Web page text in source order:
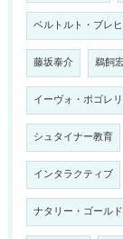
ベルトルト・ブレ
藤坂泰介 鵜飼
イーヴォ・ポゴレ
シュタイナー教育
インタラクティブ
ナタリー・ゴール